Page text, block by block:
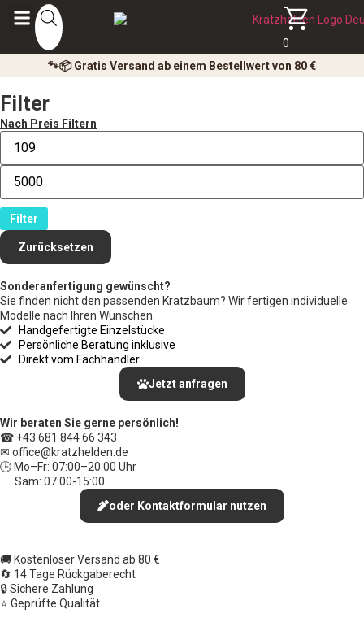
0
🐾📦 Gratis Versand ab einem Bestellwert von 80 €
Filter
Nach Preis Filtern
Filter
Zurücksetzen
Sonderanfertigung gewünscht?
Sie finden nicht den passenden Kratzbaum? Wir fertigen individuelle
Modelle nach Ihren Wünschen.
Handgefertigte Einzelstücke
Persönliche Beratung inklusive
Direkt vom Fachhändler
Jetzt anfragen
Wir beraten Sie gerne persönlich!
☎ +43 681 844 66 343
✉ office@kratzhelden.de
🕒 Mo–Fr: 07:00–20:00 Uhr
Sam: 07:00-15:00
oder Kontaktformular nutzen
🚚 Kostenloser Versand ab 80 €
🔄 14 Tage Rückgaberecht
🔒 Sichere Zahlung
⭐ Geprüfte Qualität